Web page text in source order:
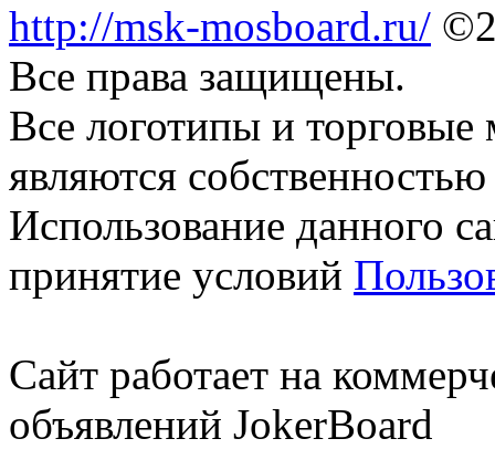
http://msk-mosboard.ru/
Все права защищены.
Все логотипы и торговые
являются
Использование данного
принятие условий
Сайт работает на
объявлений JokerBoard